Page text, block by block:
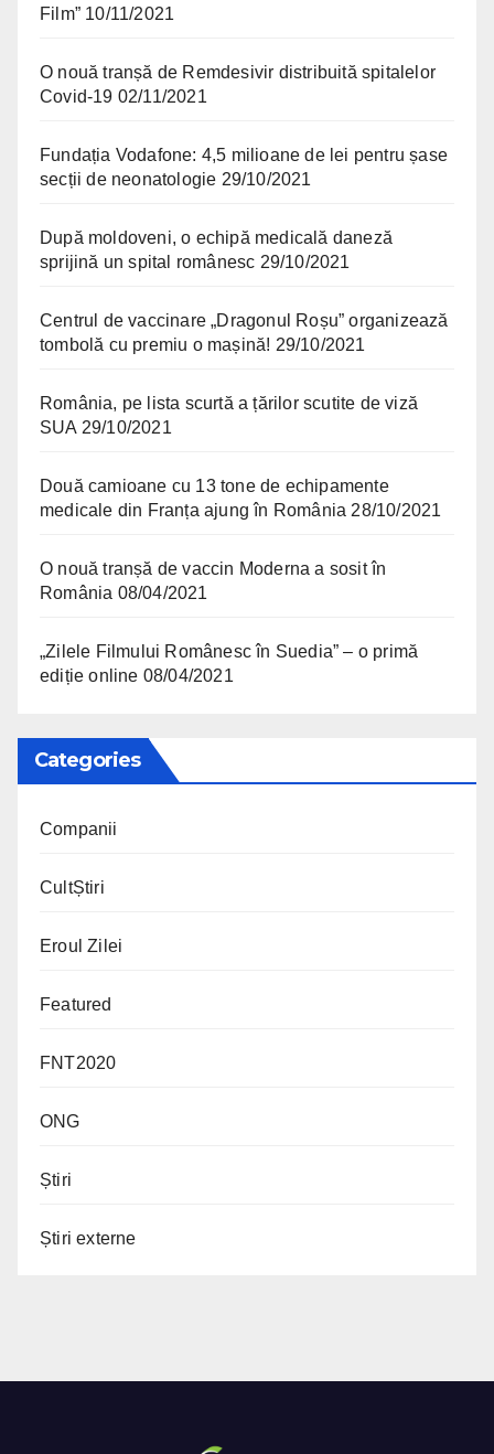
Film” 10/11/2021
O nouă tranșă de Remdesivir distribuită spitalelor
Covid-19 02/11/2021
Fundația Vodafone: 4,5 milioane de lei pentru șase
secții de neonatologie 29/10/2021
După moldoveni, o echipă medicală daneză
sprijină un spital românesc 29/10/2021
Centrul de vaccinare „Dragonul Roșu” organizează
tombolă cu premiu o mașină! 29/10/2021
România, pe lista scurtă a țărilor scutite de viză
SUA 29/10/2021
Două camioane cu 13 tone de echipamente
medicale din Franța ajung în România 28/10/2021
O nouă tranșă de vaccin Moderna a sosit în
România 08/04/2021
„Zilele Filmului Românesc în Suedia” – o primă
ediție online 08/04/2021
Categories
Companii
CultȘtiri
Eroul Zilei
Featured
FNT2020
ONG
Știri
Știri externe